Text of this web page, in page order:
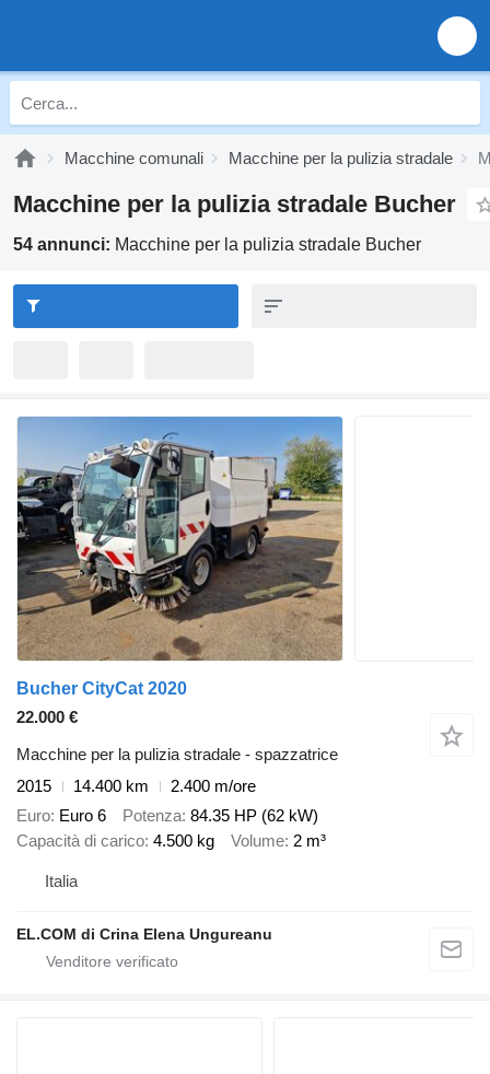
Macchine comunali Macchine per la pulizia stradale
Macchine per la pulizia stradale Bucher
54 annunci: Macchine per la pulizia stradale Bucher
Bucher CityCat 2020
22.000 €
Macchine per la pulizia stradale - spazzatrice
2015
14.400 km
2.400 m/ore
Euro Euro 6 Potenza 84.35 HP (62 kW)
Capacità di carico 4.500 kg Volume 2 m³
Italia
EL.COM di Crina Elena Ungureanu